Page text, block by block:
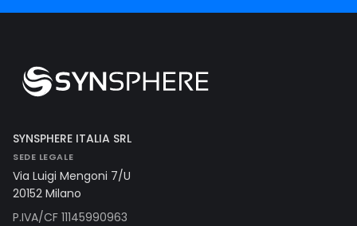
SYNSPHERE ITALIA SRL
SEDE LEGALE
Via Luigi Mengoni 7/U
20152 Milano
P.IVA/CF 11145990963